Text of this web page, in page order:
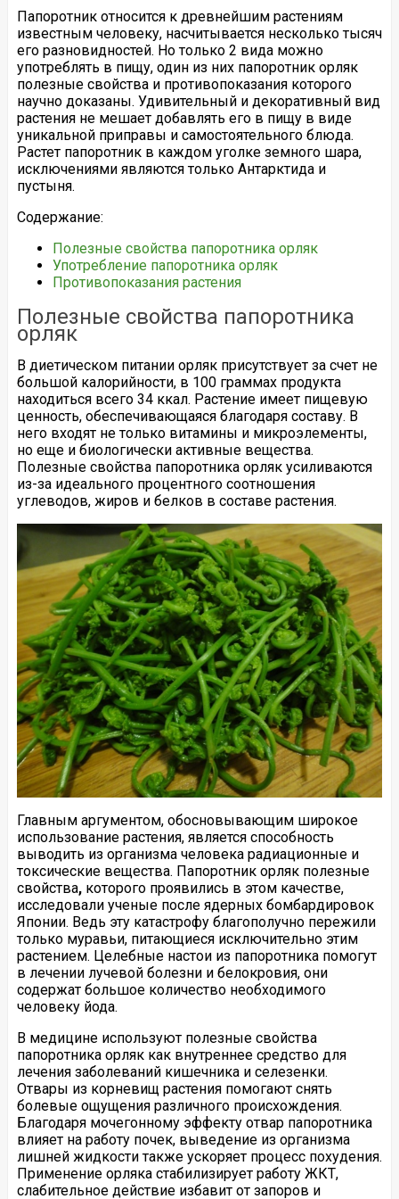
Папоротник относится к древнейшим растениям
известным человеку, насчитывается несколько тысяч
его разновидностей. Но только 2 вида можно
употреблять в пищу, один из них папоротник орляк
полезные свойства и противопоказания которого
научно доказаны. Удивительный и декоративный вид
растения не мешает добавлять его в пищу в виде
уникальной приправы и самостоятельного блюда.
Растет папоротник в каждом уголке земного шара,
исключениями являются только Антарктида и
пустыня.
Содержание:
Полезные свойства папоротника орляк
Употребление папоротника орляк
Противопоказания растения
Полезные свойства папоротника
орляк
В диетическом питании орляк присутствует за счет не
большой калорийности, в 100 граммах продукта
находиться всего 34 ккал. Растение имеет пищевую
ценность, обеспечивающаяся благодаря составу. В
него входят не только витамины и микроэлементы,
но еще и биологически активные вещества.
Полезные свойства папоротника орляк усиливаются
из-за идеального процентного соотношения
углеводов, жиров и белков в составе растения.
Главным аргументом, обосновывающим широкое
использование растения, является способность
выводить из организма человека радиационные и
токсические вещества. Папоротник орляк полезные
свойства,которого проявились в этом качестве,
исследовали ученые после ядерных бомбардировок
Японии. Ведь эту катастрофу благополучно пережили
только муравьи, питающиеся исключительно этим
растением. Целебные настои из папоротника помогут
в лечении лучевой болезни и белокровия, они
содержат большое количество необходимого
человеку йода.
В медицине используют полезные свойства
папоротника орляк как внутреннее средство для
лечения заболеваний кишечника и селезенки.
Отвары из корневищ растения помогают снять
болевые ощущения различного происхождения.
Благодаря мочегонному эффекту отвар папоротника
влияет на работу почек, выведение из организма
лишней жидкости также ускоряет процесс похудения.
Применение орляка стабилизирует работу ЖКТ,
слабительное действие избавит от запоров и